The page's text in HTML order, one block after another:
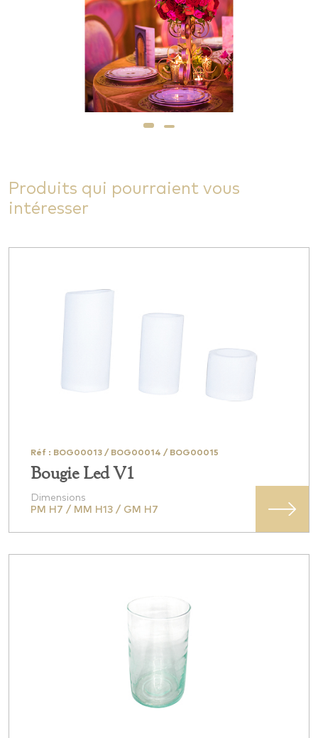
Produits qui pourraient vous
intéresser
Réf : BOG00013 / BOG00014 / BOG00015
Bougie Led V1
Dimensions
PM H7 / MM H13 / GM H7